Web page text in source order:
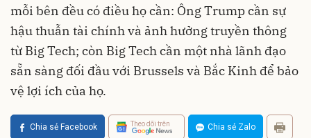
mỗi bên đều có điều họ cần: Ông Trump cần sự
hậu thuẫn tài chính và ảnh hưởng truyền thông
từ Big Tech; còn Big Tech cần một nhà lãnh đạo
sẵn sàng đối đầu với Brussels và Bắc Kinh để bảo
vệ lợi ích của họ.
Chia sẻ Facebook Theo dõi trên Chia sẻ Zalo